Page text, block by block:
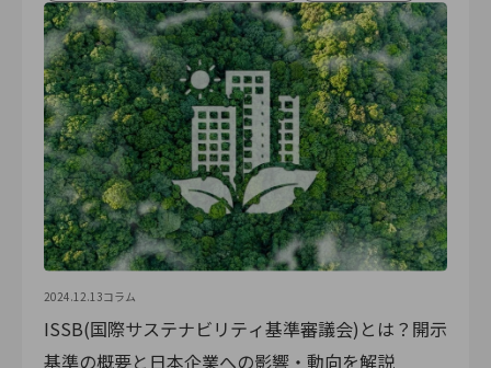
2024.12.13コラム
ISSB(国際サステナビリティ基準審議会)とは？開示
基準の概要と日本企業への影響・動向を解説